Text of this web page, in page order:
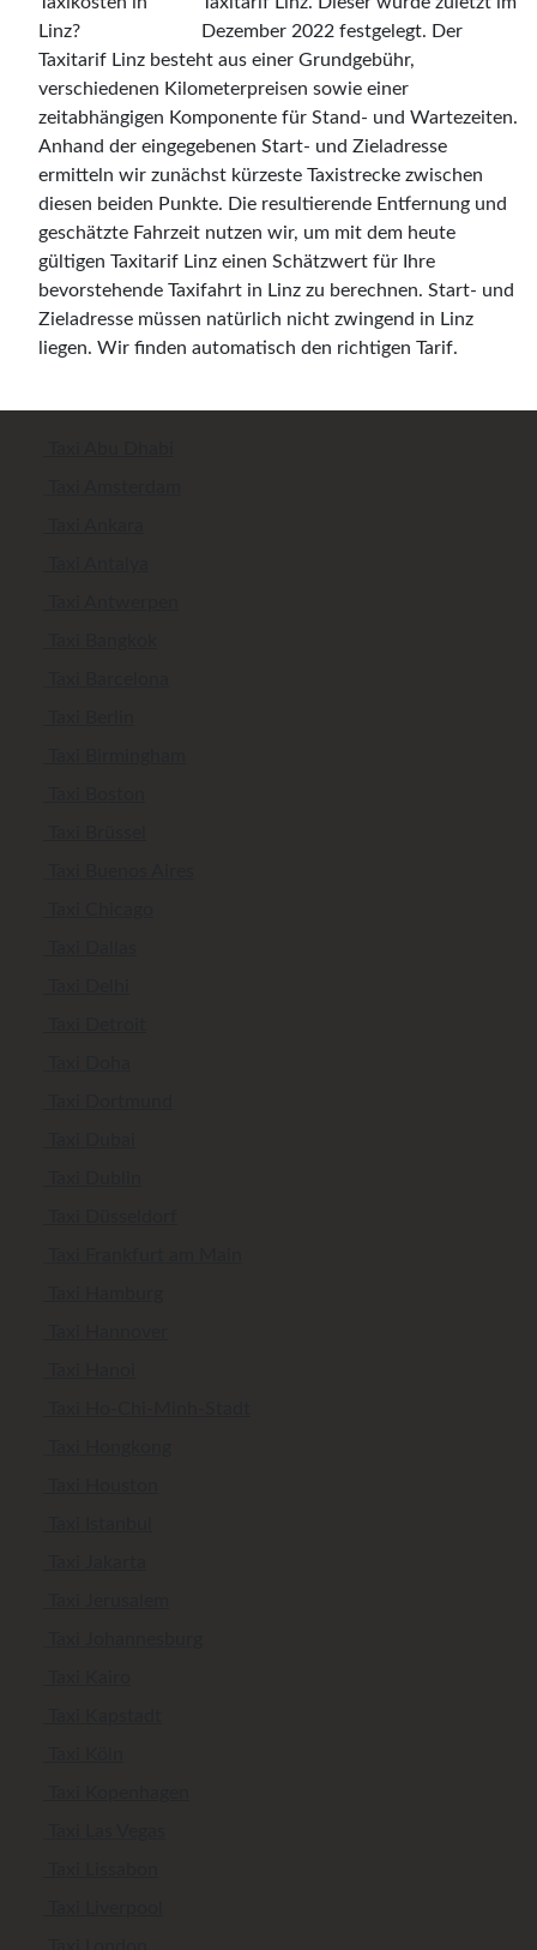
Dezember 2022 festgelegt. Der
Taxitarif Linz besteht aus einer Grundgebühr,
verschiedenen Kilometerpreisen sowie einer
zeitabhängigen Komponente für Stand- und Wartezeiten.
Anhand der eingegebenen Start- und Zieladresse
ermitteln wir zunächst kürzeste Taxistrecke zwischen
diesen beiden Punkte. Die resultierende Entfernung und
geschätzte Fahrzeit nutzen wir, um mit dem heute
gültigen Taxitarif Linz einen Schätzwert für Ihre
bevorstehende Taxifahrt in Linz zu berechnen. Start- und
Zieladresse müssen natürlich nicht zwingend in Linz
liegen. Wir finden automatisch den richtigen Tarif.